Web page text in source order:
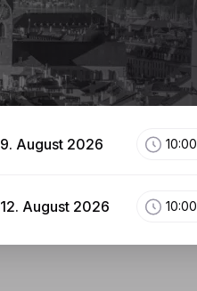
9. August 2026 10:00
12. August 2026 10:00